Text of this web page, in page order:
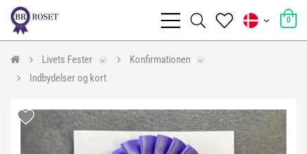
0
Livets Fester
Konfirmationen
Indbydelser og kort